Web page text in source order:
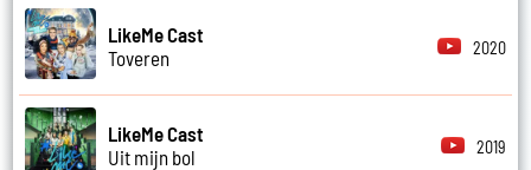
LikeMe Cast
Toveren
2020
LikeMe Cast
Uit mijn bol
2019